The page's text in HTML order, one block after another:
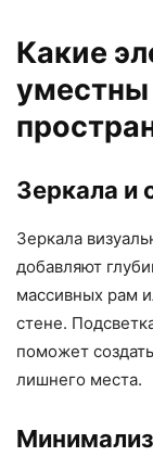
Какие
уместны
Зеркала и
Зеркала
добавляют
массивных рам
стене.
поможет
лишнего места.